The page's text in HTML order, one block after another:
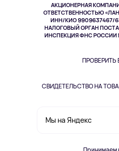
АКЦИОНЕРНАЯ
ОТВЕТСТВЕННОСТЬЮ
ИНН/КИО 9909637467/
НАЛОГОВЫЙ ОРГАН
ИНСПЕКЦИЯ ФНС РОССИИ
ПРОВЕРИТЬ
СВИДЕТЕЛЬСТВО НА
Мы на Яндекс
Здоровье питомцев
Одежда и аксессуары